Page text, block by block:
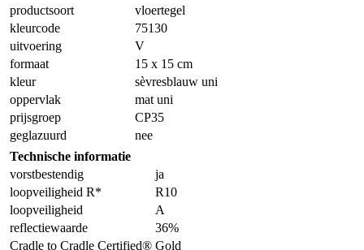
productsoort
vloertegel
kleurcode
75130
uitvoering
V
formaat
15 x 15 cm
kleur
sèvresblauw uni
oppervlak
mat uni
prijsgroep
CP35
geglazuurd
nee
Technische informatie
vorstbestendig
ja
loopveiligheid R*
R10
loopveiligheid
A
reflectiewaarde
36%
Cradle to Cradle Certified® Gold